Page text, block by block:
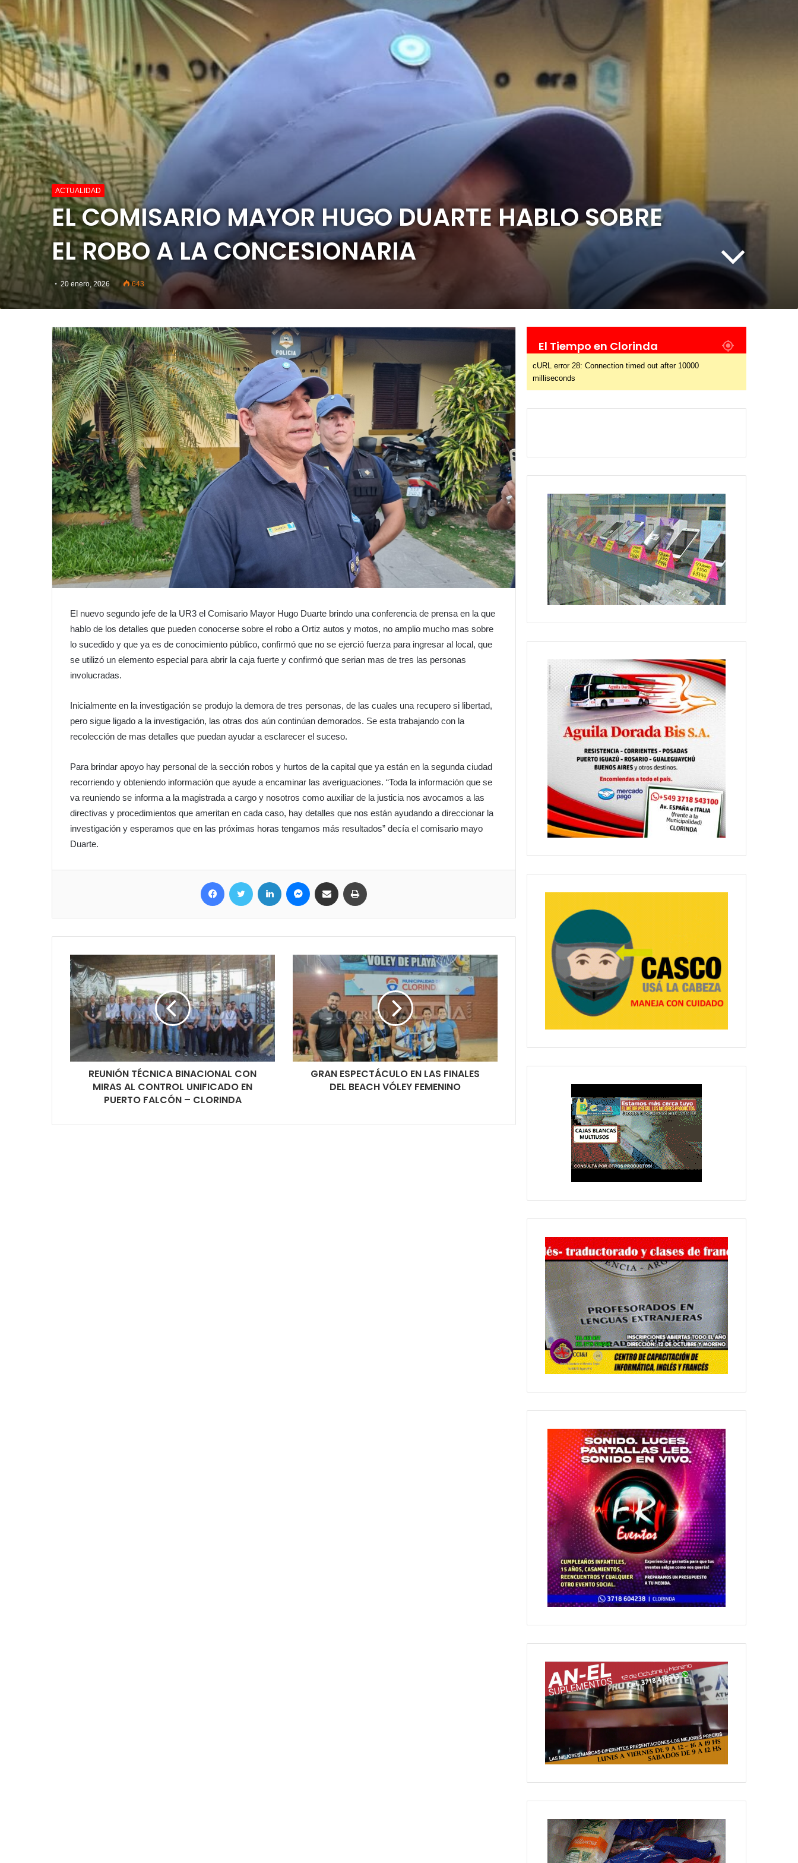
ACTUALIDAD
EL COMISARIO MAYOR HUGO DUARTE HABLO SOBRE
EL ROBO A LA CONCESIONARIA
20 enero, 2026 643
El nuevo segundo jefe de la UR3 el Comisario Mayor Hugo Duarte brindo una conferencia de prensa en la que
hablo de los detalles que pueden conocerse sobre el robo a Ortiz autos y motos, no amplio mucho mas sobre
lo sucedido y que ya es de conocimiento público, confirmó que no se ejerció fuerza para ingresar al local, que
se utilizó un elemento especial para abrir la caja fuerte y confirmó que serian mas de tres las personas
involucradas.
Inicialmente en la investigación se produjo la demora de tres personas, de las cuales una recupero si libertad,
pero sigue ligado a la investigación, las otras dos aún continúan demorados. Se esta trabajando con la
recolección de mas detalles que puedan ayudar a esclarecer el suceso.
Para brindar apoyo hay personal de la sección robos y hurtos de la capital que ya están en la segunda ciudad
recorriendo y obteniendo información que ayude a encaminar las averiguaciones. “Toda la información que se
va reuniendo se informa a la magistrada a cargo y nosotros como auxiliar de la justicia nos avocamos a las
directivas y procedimientos que ameritan en cada caso, hay detalles que nos están ayudando a direccionar la
investigación y esperamos que en las próximas horas tengamos más resultados” decía el comisario mayo
Duarte.
REUNIÓN TÉCNICA BINACIONAL CON
MIRAS AL CONTROL UNIFICADO EN
PUERTO FALCÓN – CLORINDA
GRAN ESPECTÁCULO EN LAS FINALES
DEL BEACH VÓLEY FEMENINO
El Tiempo en Clorinda
cURL error 28: Connection timed out after 10000
milliseconds